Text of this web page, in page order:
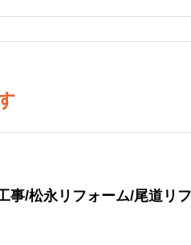
事/松永リフォーム/尾道リ